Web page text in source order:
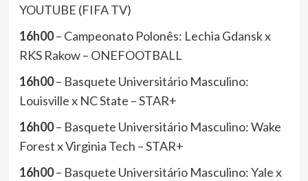
YOUTUBE (FIFA TV)
16h00– Campeonato Polonês: Lechia Gdansk x
RKS Rakow – ONEFOOTBALL
16h00– Basquete Universitário Masculino:
Louisville x NC State – STAR+
16h00– Basquete Universitário Masculino: Wake
Forest x Virginia Tech – STAR+
16h00– Basquete Universitário Masculino: Yale x